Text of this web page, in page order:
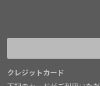
クレジットカード